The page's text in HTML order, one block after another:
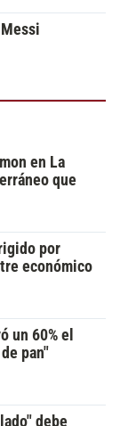
en La
que
por
económico
un 60% el
pan"
debe